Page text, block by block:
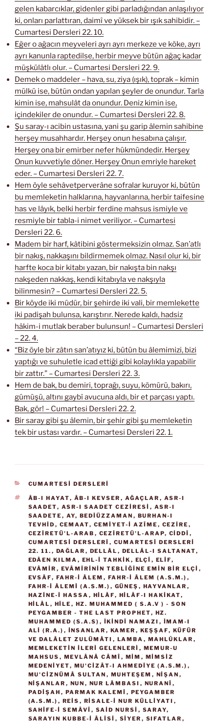
gelen kabarcıklar, gidenler gibi parladığından anlaşılıyor
ki, onları parlattıran, daimî ve yüksek bir ışık sahibidir. –
Cumartesi Dersleri 22. 10.
Eğer o ağacın meyveleri ayrı ayrı merkeze ve köke, ayrı
ayrı kanunla raptedilse, herbir meyve bütün ağaç kadar
müşkülâtlı olur. – Cumartesi Dersleri 22. 9.
Demek o maddeler – hava, su, ziya (ışık), toprak – kimin
mülkü ise, bütün ondan yapılan şeyler de onundur. Tarla
kimin ise, mahsulât da onundur. Deniz kimin ise,
içindekiler de onundur. – Cumartesi Dersleri 22. 8.
Şu saray-ı acibin ustasına, yani şu garip âlemin sahibine
herşey musahhardır. Herşey onun hesabına çalışır.
Herşey ona bir emirber nefer hükmündedir. Herşey
Onun kuvvetiyle döner. Herşey Onun emriyle hareket
eder. – Cumartesi Dersleri 22. 7.
Hem öyle sehâvetperverâne sofralar kuruyor ki, bütün
bu memleketin halklarına, hayvanlarına, herbir taifesine
has ve lâyık, belki herbir ferdine mahsus ismiyle ve
resmiyle bir tabla-i nimet veriliyor. – Cumartesi
Dersleri 22. 6.
Madem bir harf, kâtibini göstermeksizin olmaz. San’atlı
bir nakış, nakkaşını bildirmemek olmaz. Nasıl olur ki, bir
harfte koca bir kitabı yazan, bir nakışta bin nakşı
nakşeden nakkaş, kendi kitabıyla ve nakşıyla
bilinmesin? – Cumartesi Dersleri 22. 5.
Bir köyde iki müdür, bir şehirde iki vali, bir memlekette
iki padişah bulunsa, karıştırır. Nerede kaldı, hadsiz
hâkim-i mutlak beraber bulunsun! – Cumartesi Dersleri
– 22. 4.
“Biz öyle bir zâtın san’atıyız ki, bütün bu âlemimizi, bizi
yaptığı ve suhuletle icad ettiği gibi kolaylıkla yapabilir
bir zattır.” – Cumartesi Dersleri 22. 3.
Hem de bak, bu demiri, toprağı, suyu, kömürü, bakırı,
gümüşü, altını gaybî avucuna aldı, bir et parçası yaptı.
Bak, gör! – Cumartesi Dersleri 22. 2.
Bir saray gibi şu âlemin, bir şehir gibi şu memleketin
tek bir ustası vardır. – Cumartesi Dersleri 22. 1.
KATEGORILER
CUMARTESİ DERSLERİ
ETIKETLER
ÂB-I HAYAT, ÂB-I KEVSER , AĞAÇLAR , ASR-I
SAADET, ASR-I SAADET CEZIRESI , ASR-I
SAADETE , AY, BEDIÜZZAMAN , BURHAN-I
TEVHID , CEMAAT, CEMIYET-I AZÎME , CEZIRE ,
CEZIRETÜ'L-ARAB , CEZIRETÜ'L-ARAP, CIDDÎ ,
CUMARTESI DERSLERI , CUMARTESI DERSLERI
22. 11. , DAĞLAR , DELLÂL , DELLÂL-I SALTANAT,
EDÂEN KILMA , EHL-I TAHKIK , ELÇI , ELIF,
EVÂMIR , EVÂMIRININ TEBLIĞINE EMIN BIR ELÇI ,
EVSÂF, FAHR-I ÂLEM , FAHR-I ÂLEM (A.S.M.) ,
FAHR-I ÂLEMI (A.S.M.) , GÜNEŞ , HAYVANLAR ,
HAZINE-I HASSA , HILÂF, HILÂF-I HAKIKAT,
HILÂL , HILE , HZ. MUHAMMED ( S.A.V ) - SON
PEYGAMBER - THE LAST PROPHET, HZ.
MUHAMMED (S.A.S) , IKINDI NAMAZI , İMAM-I
ALI (R.A.) , INSANLAR , KAMER , KEŞŞAF, KÜFÜR
VE DALÂLET ZULÜMÂTI , LAMBA , MAHLÛKLAR ,
MEMLEKETIN ILERI GELENLERI , MEMUR-U
MAHSUS , MEVLÂNÂ CÂMÎ , MIM , MIMSIZ
MEDENIYET, MU'CIZÂT-I AHMEDIYE (A.S.M.) ,
MU'CIZNÜMÂ SULTAN , MUHTEŞEM , NIŞAN ,
NIŞANLAR , NUN , NUR LÂMBASI , NURANÎ ,
PADIŞAH , PARMAK KALEMI , PEYGAMBER
(A.S.M.) , REIS , RISALE-I NUR KÜLLIYATI ,
SAHIFE-I SEMÂVÎ , SAID NURSI , SARAY,
SARAYIN KUBBE-I ÂLISI , SIYER , SIFATLAR ,